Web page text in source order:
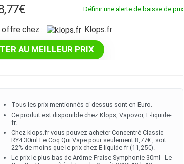
Définir une alerte de baisse de prix
prix
:
€Le
prix
actuel
est :
offre chez : klops.fr
AU MEILLEUR PRIX
Tous les prix mentionnés ci-dessus sont en Euro.
Ce produit est disponible chez Klops, Vapovor, E-liquide-
fr.
Chez klops.fr vous pouvez acheter Concentré Classic
RY4 30ml Le Coq Qui Vape pour seulement 8,77€ , soit
22% de moins que le prix chez E-liquide-fr (11,25€).
Le prix le plus bas de Arôme Fraise Symphonie 30ml - Le